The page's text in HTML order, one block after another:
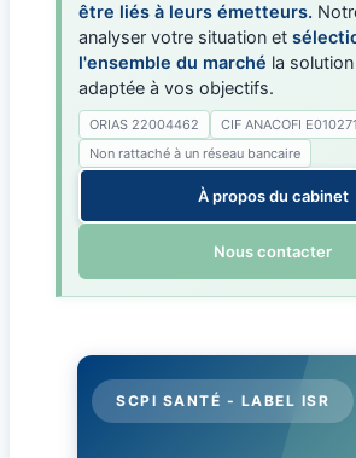
être liés à leurs émetteurs.
analyser votre situation et
l'ensemble du marché la
adaptée à vos objectifs.
ORIAS 22004462
CIF ANACOFI E010271
Non rattaché à un réseau bancaire
À propos du cabinet
Nous contacter
SCPI SANTÉ - LABEL ISR